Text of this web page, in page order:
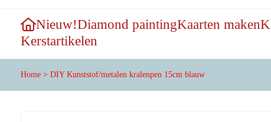
Nieuw!Diamond paintingKaarten maken
Kerstartikelen
Home > DIY Kunststof/metalen kralenpen 15cm blauw